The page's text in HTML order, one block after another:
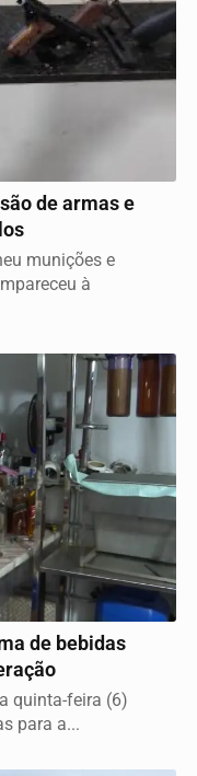
de armas e
munições e
à
de bebidas
quinta-feira (6)
para a...